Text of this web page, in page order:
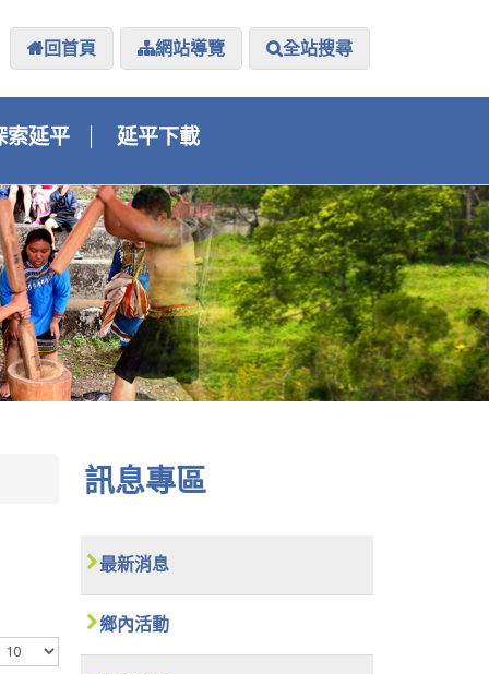
回首頁 網站導覽 全站搜尋
索延平 延平下載
顯
訊息專區
最新消息
鄉內活動